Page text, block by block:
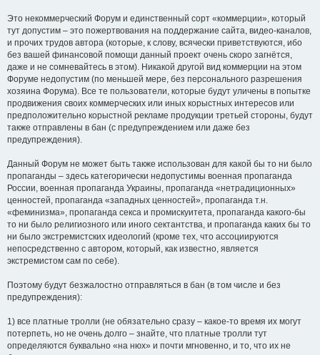
Это некоммерческий Форум и единственный сорт «коммерции», который
тут допустим – это пожертвования на поддержание сайта, видео-каналов,
и прочих трудов автора (которые, к слову, всячески приветствуются, ибо
без вашей финансовой помощи данный проект очень скоро загнётся,
даже и не сомневайтесь в этом). Никакой другой вид коммерции на этом
Форуме недопустим (по меньшей мере, без персонального разрешения
хозяина Форума). Все те пользователи, которые будут уличены в попытке
продвижения своих коммерческих или иных корыстных интересов или
предположительно корыстной рекламе продукции третьей стороны, будут
также отправлены в бан (с предупреждением или даже без
предупреждения).
Данный Форум не может быть также использован для какой бы то ни было
пропаганды – здесь категорически недопустимы военная пропаганда
России, военная пропаганда Украины, пропаганда «нетрадиционных»
ценностей, пропаганда «западных ценностей», пропаганда т.н.
«феминизма», пропаганда секса и промискуитета, пропаганда какого-бы
то ни было религиозного или иного сектантства, и пропаганда каких бы то
ни было экстремистских идеологий (кроме тех, что ассоциируются
непосредственно с автором, который, как известно, является
экстремистом сам по себе).
Поэтому будут безжалостно отправляться в бан (в том числе и без
предупреждения):
1) все платные тролли (не обязательно сразу – какое-то время их могут
потерпеть, но не очень долго – знайте, что платные тролли тут
определяются буквально «на нюх» и почти мгновенно, и то, что их не